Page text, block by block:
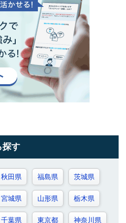
探す
秋田県 福島県 茨城県
宮城県 山形県 栃木県
千葉県 東京都 神奈川県